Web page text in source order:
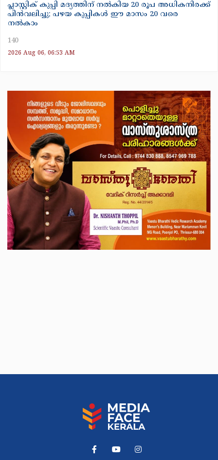
പ്ലാസ്റ്റിക് കുപ്പി മദ്യത്തിന് നൽകിയ 20 രൂപ അധികനിരക്ക്
പിൻവലിച്ചു; പഴയ കുപ്പികൾ ഈ മാസം 20 വരെ
നൽകാം
140
2026 Aug 06, 06:53 AM